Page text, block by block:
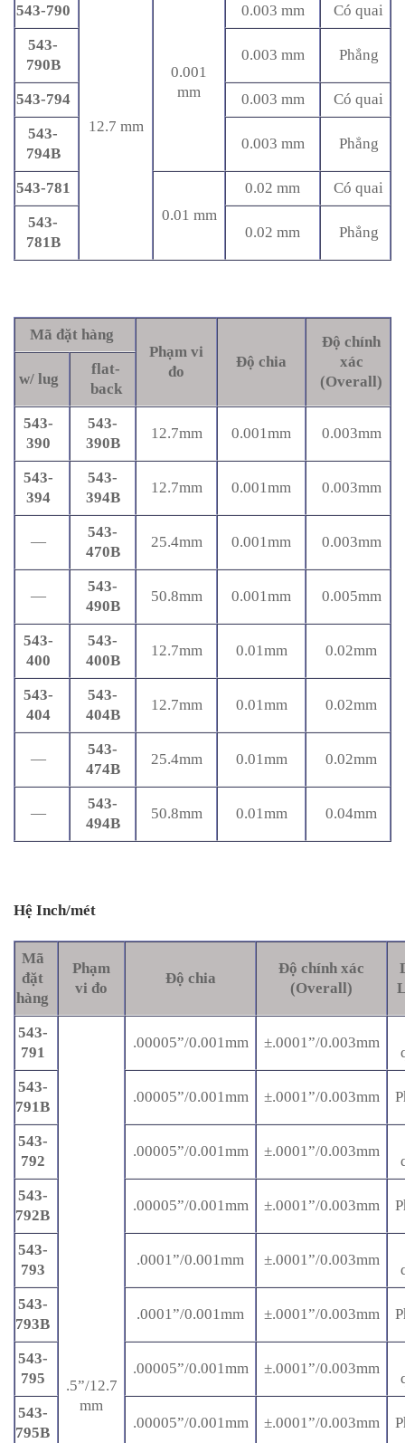
543-790
12.7 mm
0.001
mm
0.003 mm
Có quai
543-
790B
0.003 mm Phẳng
543-794 0.003 mm
Có quai
543-
794B
0.003 mm Phẳng
543-781
0.01 mm
0.02 mm
Có quai
543-
781B
0.02 mm Phẳng
Mã đặt hàng
Phạm vi
đo
Độ chia
Độ chính
xác
(Overall)
w/ lug
flat-
back
543-
390
543-
390B
12.7mm 0.001mm 0.003mm
543-
394
543-
394B
12.7mm 0.001mm 0.003mm
—
543-
470B
25.4mm 0.001mm 0.003mm
—
543-
490B
50.8mm 0.001mm 0.005mm
543-
400
543-
400B
12.7mm 0.01mm 0.02mm
543-
404
543-
404B
12.7mm 0.01mm 0.02mm
—
543-
474B
25.4mm 0.01mm 0.02mm
—
543-
494B
50.8mm 0.01mm 0.04mm
Hệ Inch/mét
Mã
đặt
hàng
Phạm
vi đo
Độ chia
Độ chính xác
(Overall)
543-
791
.5”/12.7
mm
.00005”/0.001mm ±.0001”/0.003mm
543-
791B
.00005”/0.001mm ±.0001”/0.003mm
543-
792
.00005”/0.001mm ±.0001”/0.003mm
543-
792B
.00005”/0.001mm ±.0001”/0.003mm
543-
793
.0001”/0.001mm ±.0001”/0.003mm
543-
793B
.0001”/0.001mm ±.0001”/0.003mm
543-
795
.00005”/0.001mm ±.0001”/0.003mm
543-
795B
.00005”/0.001mm ±.0001”/0.003mm